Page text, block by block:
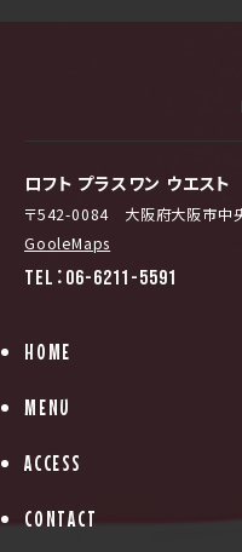
ロフト プラスワン ウエスト
〒542-0084 大阪府大阪市中
GooleMaps
TEL：06-6211-5591
HOME
MENU
ACCESS
CONTACT